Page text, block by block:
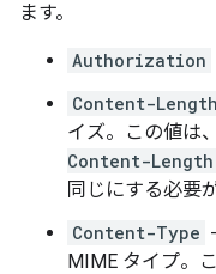
ます。
Authorization
Content-Length
イズ。この値は
Content-Length
同じにする必要
Content-Type
MIME タイプ。